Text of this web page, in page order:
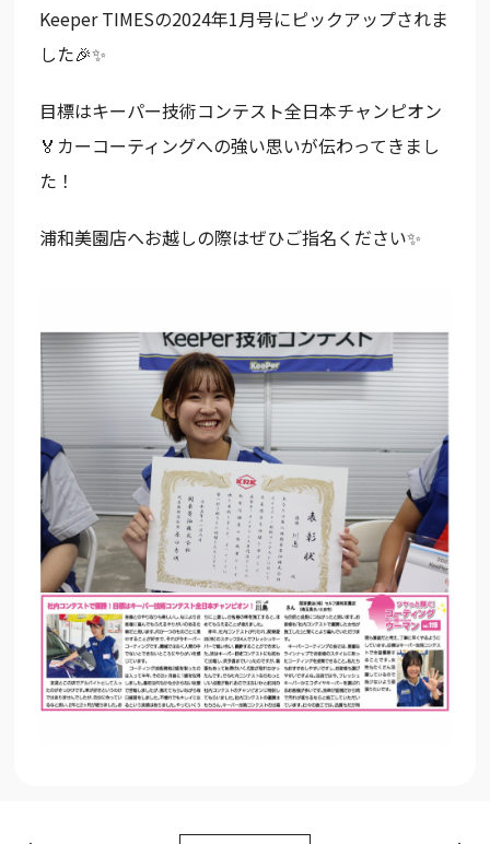
Keeper TIMESの2024年1月号にピックアップされま
した🎉✨
目標はキーパー技術コンテスト全日本チャンピオン
🏅カーコーティングへの強い思いが伝わってきまし
た！
浦和美園店へお越しの際はぜひご指名ください✨